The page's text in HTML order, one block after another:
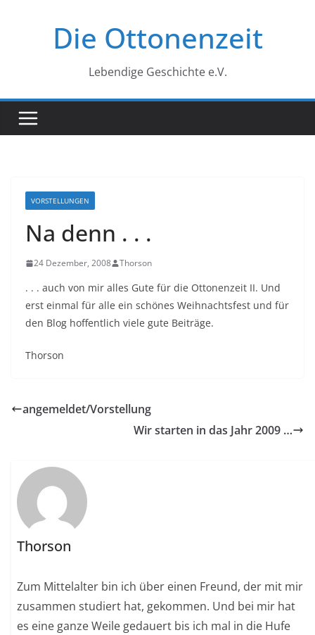
Die Ottonenzeit
Lebendige Geschichte e.V.
VORSTELLUNGEN
Na denn . . .
24 Dezember, 2008 Thorson
. . . auch von mir alles Gute für die Ottonenzeit II. Und
erst einmal für alle ein schönes Weihnachtsfest und für
den Blog hoffentlich viele gute Beiträge.
Thorson
angemeldet/Vorstellung
Wir starten in das Jahr 2009 …
Thorson
Zum Mittelalter bin ich über einen Freund, der mit mir
zusammen studiert hat, gekommen. Und bei mir hat
es eine ganze Weile gedauert bis ich mal in die Hufe